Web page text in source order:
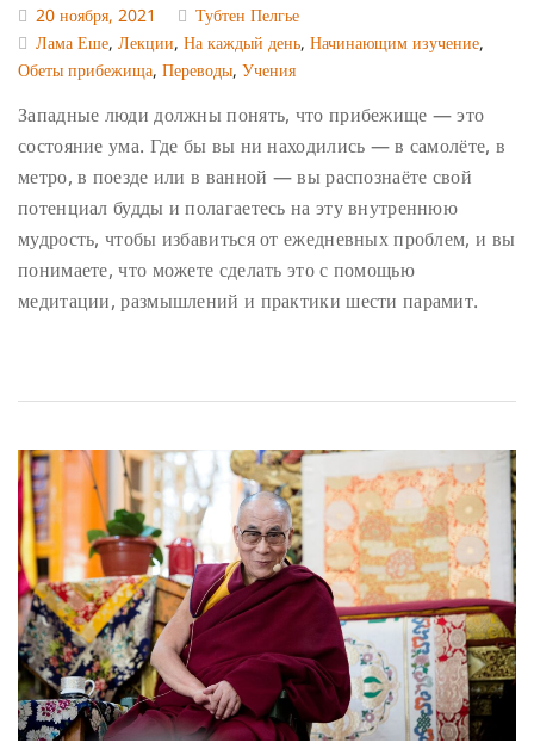
20 ноября, 2021
Тубтен Пелгье
Лама Еше, Лекции, На каждый день, Начинающим изучение,
Обеты прибежища, Переводы, Учения
Западные люди должны понять, что прибежище — это
состояние ума. Где бы вы ни находились — в самолёте, в
метро, в поезде или в ванной — вы распознаёте свой
потенциал будды и полагаетесь на эту внутреннюю
мудрость, чтобы избавиться от ежедневных проблем, и вы
понимаете, что можете сделать это с помощью
медитации, размышлений и практики шести парамит.